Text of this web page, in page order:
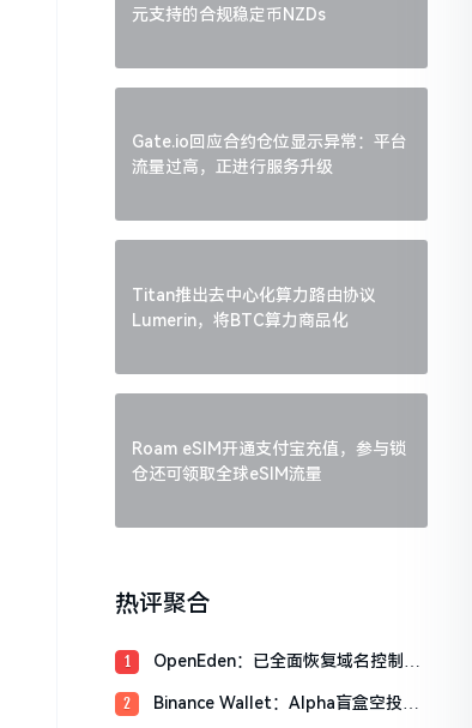
元支持的合规稳定币NZDs
Gate.io回应合约仓位显示异常：平台
流量过高，正进行服务升级
Titan推出去中心化算力路由协议
Lumerin，将BTC算力商品化
Roam eSIM开通支付宝充值，参与锁
仓还可领取全球eSIM流量
热评聚合
1
OpenEden：已全面恢复域名控制，
2
Binance Wallet：Alpha盲盒空投将